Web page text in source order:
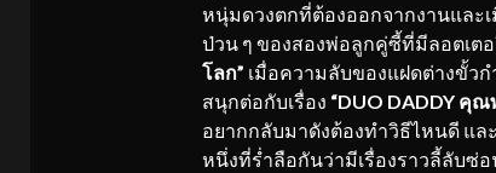
หนุ่มดวงตกที่ต้องออกจากงานและเ
ป่วน ๆ ของสองพ่อลูกคู่ซี้ที่มีลอตเต
โลก” เมื่อความลับของแฝดต่างขั้วก
สนุกต่อกับเรื่อง “DUO DADDY คุ
อยากกลับมาดังต้องทำวิธีไหนดี แ
หนึ่งที่ร่ำลือกันว่ามีเรื่องราวลี้ลับซ่